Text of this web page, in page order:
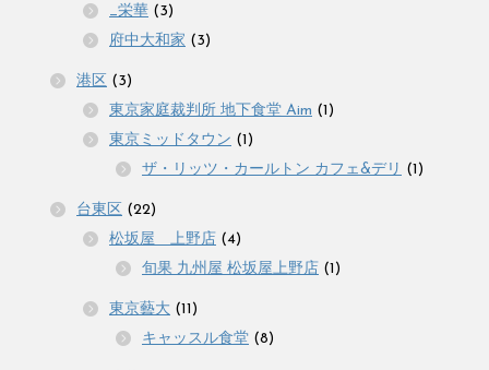
_栄華 (3)
府中大和家 (3)
港区 (3)
東京家庭裁判所 地下食堂 Aim (1)
東京ミッドタウン (1)
ザ・リッツ・カールトン カフェ&デリ (1)
台東区 (22)
松坂屋 上野店 (4)
旬果 九州屋 松坂屋上野店 (1)
東京藝大 (11)
キャッスル食堂 (8)